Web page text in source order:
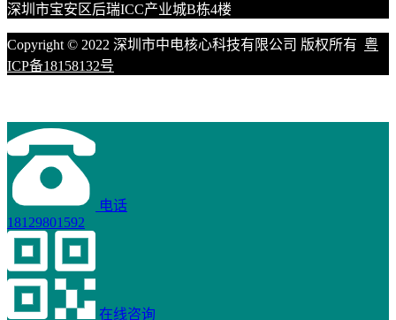
深圳市宝安区后瑞ICC产业城B栋4楼
Copyright © 2022 深圳市中电核心科技有限公司 版权所有 粤
ICP备18158132号
电话
18129801592
在线咨询